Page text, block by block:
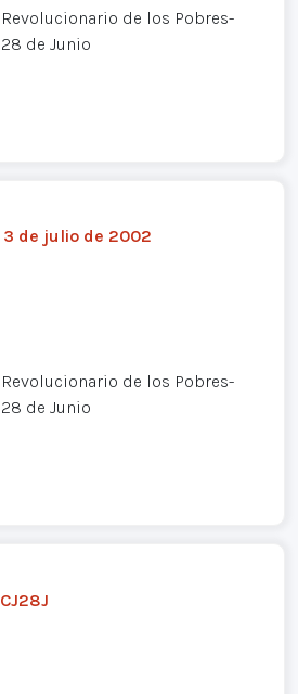
de los Pobres-
de Junio
de julio de 2002
de los Pobres-
de Junio